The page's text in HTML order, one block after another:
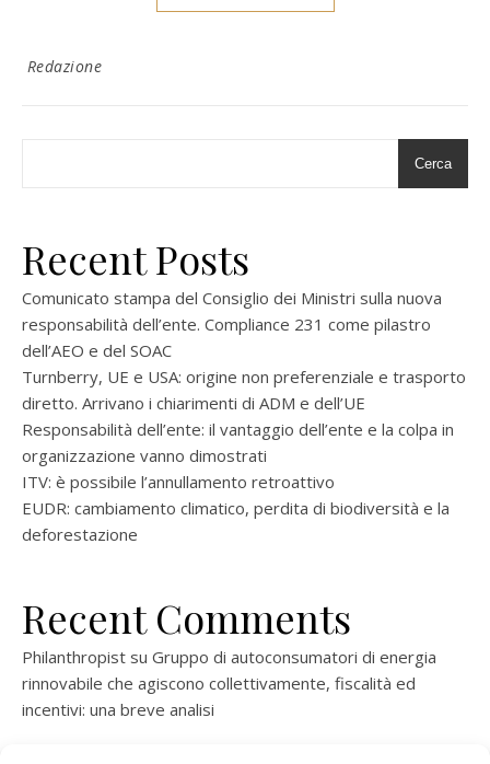
Redazione
Cerca
Recent Posts
Comunicato stampa del Consiglio dei Ministri sulla nuova
responsabilità dell’ente. Compliance 231 come pilastro
dell’AEO e del SOAC
Turnberry, UE e USA: origine non preferenziale e trasporto
diretto. Arrivano i chiarimenti di ADM e dell’UE
Responsabilità dell’ente: il vantaggio dell’ente e la colpa in
organizzazione vanno dimostrati
ITV: è possibile l’annullamento retroattivo
EUDR: cambiamento climatico, perdita di biodiversità e la
deforestazione
Recent Comments
Philanthropist su Gruppo di autoconsumatori di energia
rinnovabile che agiscono collettivamente, fiscalità ed
incentivi: una breve analisi